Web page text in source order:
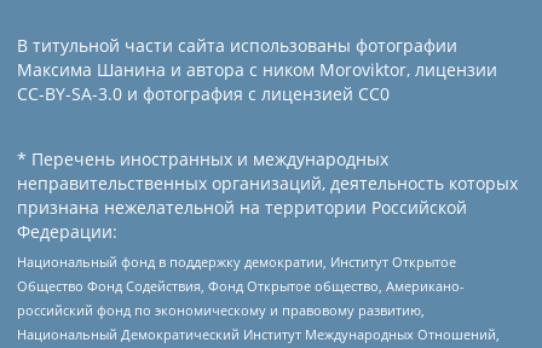
В титульной части сайта использованы фотографии
Максима Шанина и автора с ником Moroviktor, лицензии
CC-BY-SA-3.0 и фотография с лицензией СС0
* Перечень иностранных и международных
неправительственных организаций, деятельность которых
признана нежелательной на территории Российской
Федерации:
Национальный фонд в поддержку демократии, Институт Открытое
Общество Фонд Содействия, Фонд Открытое общество, Американо-
российский фонд по экономическому и правовому развитию,
Национальный Демократический Институт Международных Отношений,